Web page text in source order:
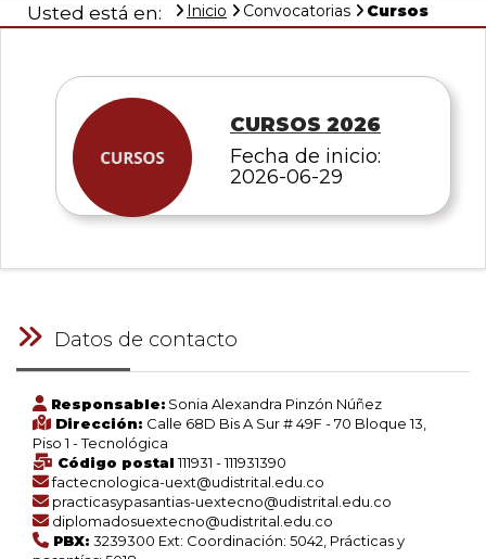
Usted está en: Inicio Convocatorias Cursos
CURSOS 2026
Fecha de inicio:
2026-06-29
Datos de contacto
Responsable: Sonia Alexandra Pinzón Núñez
Dirección: Calle 68D Bis A Sur # 49F - 70 Bloque 13,
Piso 1 - Tecnológica
Código postal111931 - 111931390
factecnologica-uext@udistrital.edu.co
practicasypasantias-uextecno@udistrital.edu.co
diplomadosuextecno@udistrital.edu.co
PBX: 3239300 Ext: Coordinación: 5042, Prácticas y